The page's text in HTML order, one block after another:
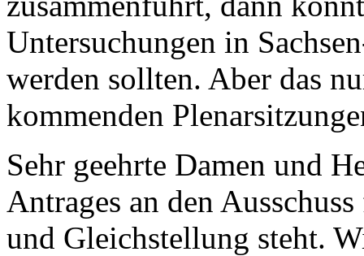
Untersuchungen in
werden sollten. Aber das
kommenden
Sehr geehrte Damen und
Antrages an den
und Gleichstellung steht.